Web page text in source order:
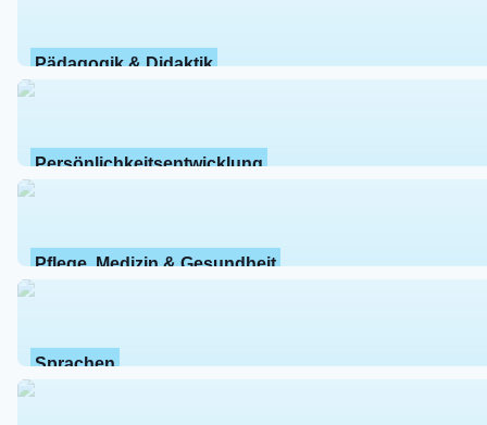
Pädagogik & Didaktik
Persönlichkeitsentwicklung
Pflege, Medizin & Gesundheit
Sprachen